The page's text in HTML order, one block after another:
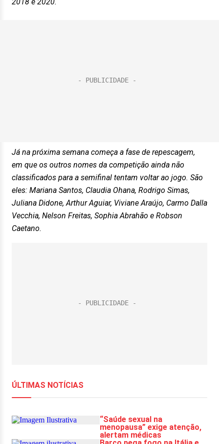
Já na próxima semana começa a fase de repescagem,
em que os outros nomes da competição ainda não
classificados para a semifinal tentam voltar ao jogo. São
eles: Mariana Santos, Claudia Ohana, Rodrigo Simas,
Juliana Didone, Arthur Aguiar, Viviane Araújo, Carmo Dalla
Vecchia, Nelson Freitas, Sophia Abrahão e Robson
Caetano.